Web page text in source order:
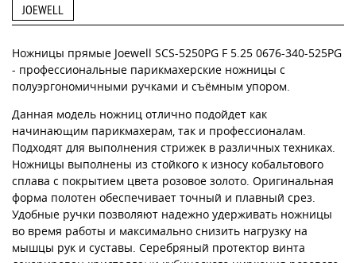
JOEWELL
Ножницы прямые Joewell SCS-5250PG F 5.25 0676-340-525PG
- профессиональные парикмахерские ножницы с
полуэргономичными ручками и съёмным упором.
Данная модель ножниц отлично подойдет как
начинающим парикмахерам, так и профессионалам.
Подходят для выполнения стрижек в различных техниках.
Ножницы выполнены из стойкого к износу кобальтового
сплава с покрытием цвета розовое золото. Оригинальная
форма полотен обеспечивает точный и плавный срез.
Удобные ручки позволяют надежно удерживать ножницы
во время работы и максимально снизить нагрузку на
мышцы рук и суставы. Серебряный протектор винта